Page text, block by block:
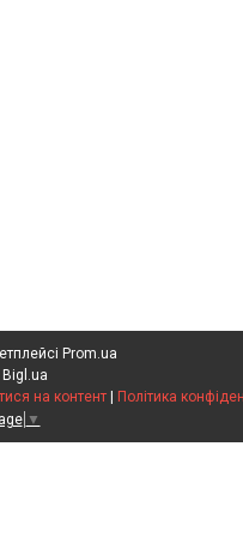
Prom.ua
на контент
Політика
▼